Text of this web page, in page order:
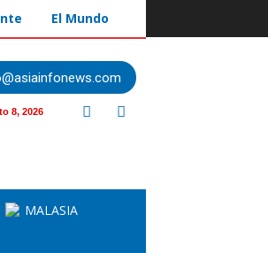
El Mundo
8, 2026
MALASIA